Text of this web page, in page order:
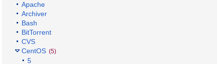
Apache
Archiver
Bash
BitTorrent
CVS
CentOS (5)
5